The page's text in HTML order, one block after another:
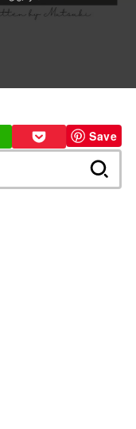
Save